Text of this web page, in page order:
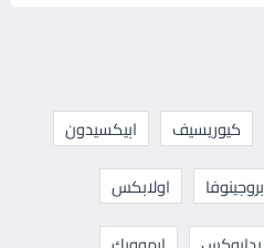
كيوريسيف
ابيكسيدون
اولابكس